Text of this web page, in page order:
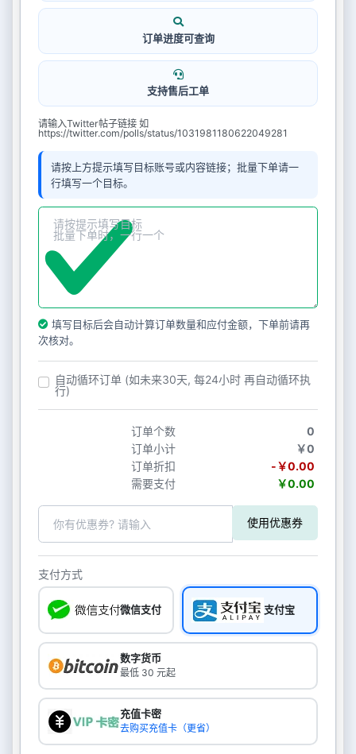
订单进度可查询
支持售后工单
请输入Twitter帖子链接 如
https://twitter.com/polls/status/1031981180622049281
请按上方提示填写目标账号或内容链接；批量下单请一
行填写一个目标。
填写目标后会自动计算订单数量和应付金额，下单前请再
次核对。
自动循环订单 (如未来30天, 每24小时 再自动循环执
行)
订单个数
0
订单小计
￥0
订单折扣
-￥0.00
需要支付
￥0.00
使用优惠券
支付方式
微信支付 支付宝
数字货币
最低 30 元起
充值卡密
去购买充值卡（更省）